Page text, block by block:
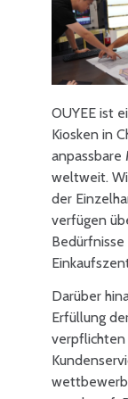
OUYEE ist
Kiosken in
anpassbare
weltweit.
der
verfügen
Darüber
Erfüllung
verpflichten